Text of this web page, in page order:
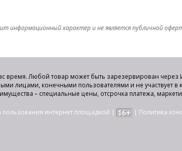
информационный характер и не является публичной
время. Любой товар может быть зарезервирован через
лицами, конечными пользователями и не участвует
– специальные цены, отсрочка платежа,
пользования интернет площадкой | | Политика